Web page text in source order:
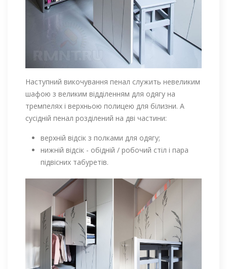
Наступний викочування пенал служить невеликим
шафою з великим відділенням для одягу на
тремпелях і верхньою полицею для білизни. А
сусідній пенал розділений на дві частини:
верхній відсік з полками для одягу;
нижній відсік - обідній / робочий стіл і пара
підвісних табуретів.